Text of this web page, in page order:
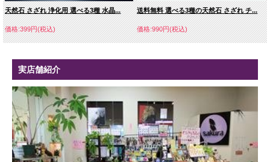
天然石 さざれ 浄化用 選べる3種 水晶...
価格:399円(税込)
送料無料 選べる3種の天然石 さざれ チ...
価格:990円(税込)
実店舗紹介